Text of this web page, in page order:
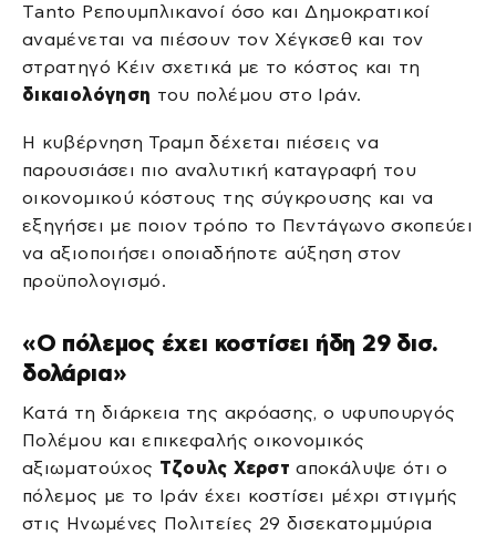
Τanto Ρεπουμπλικανοί όσο και Δημοκρατικοί
αναμένεται να πιέσουν τον Χέγκσεθ και τον
στρατηγό Κέιν σχετικά με το κόστος και τη
δικαιολόγηση του πολέμου στο Ιράν.
Η κυβέρνηση Τραμπ δέχεται πιέσεις να
παρουσιάσει πιο αναλυτική καταγραφή του
οικονομικού κόστους της σύγκρουσης και να
εξηγήσει με ποιον τρόπο το Πεντάγωνο σκοπεύει
να αξιοποιήσει οποιαδήποτε αύξηση στον
προϋπολογισμό.
«Ο πόλεμος έχει κοστίσει ήδη 29 δισ.
δολάρια»
Κατά τη διάρκεια της ακρόασης, ο υφυπουργός
Πολέμου και επικεφαλής οικονομικός
αξιωματούχος Τζουλς Χερστ αποκάλυψε ότι ο
πόλεμος με το Ιράν έχει κοστίσει μέχρι στιγμής
στις Ηνωμένες Πολιτείες 29 δισεκατομμύρια